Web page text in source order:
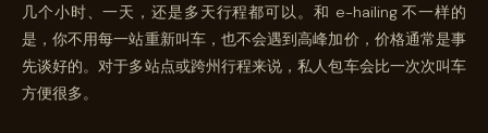
几个小时、一天，还是多天行程都可以。和 e-hailing 不一样的
是，你不用每一站重新叫车，也不会遇到高峰加价，价格通常是事
先谈好的。对于多站点或跨州行程来说，私人包车会比一次次叫车
方便很多。